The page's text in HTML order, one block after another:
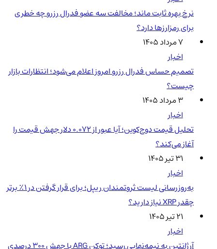
نرخ بهره ثابت ماند؛ مخالفت سه عضو فدرال رزرو چه خطری
برای رمزارزها دارد؟
۷ مرداد ۱۴۰۵
اخبار
تصمیم حساس فدرال رزرو امروز اعلام می‌شود؛ انتظارات بازار
چیست؟
۳ مرداد ۱۴۰۵
اخبار
تحلیل قیمت دوج‌کوین؛ آیا عبور از ۰.۰۷۲ دلار جهش قیمت را
آغاز می‌کند؟
۳۱ تیر ۱۴۰۵
اخبار
به‌روزرسانی لیست ثروتمندان ریپل؛ برای قرار گرفتن در ۱٪ برتر
چقدر XRP نیاز دارید؟
۲۱ تیر ۱۴۰۵
اخبار
آرژانتین به نیمه‌نهایی رسید؛ توکن ARG با جهش ۳۰۰ درصدی